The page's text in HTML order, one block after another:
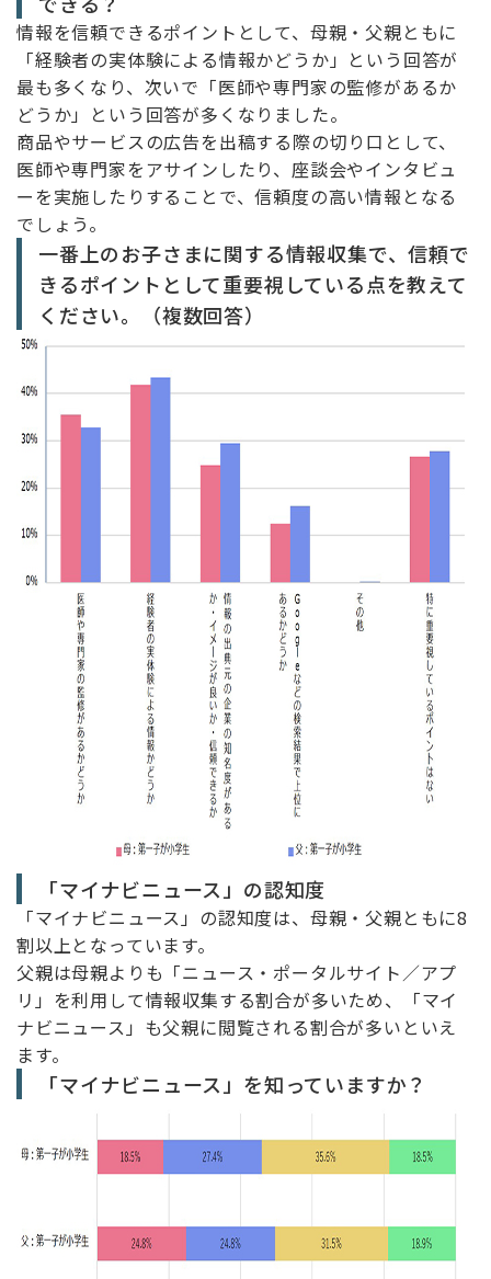
情報を信頼できるポイントとして、母親・父親ともに
「経験者の実体験による情報かどうか」という回答が
最も多くなり、次いで「医師や専門家の監修があるか
どうか」という回答が多くなりました。
商品やサービスの広告を出稿する際の切り口として、
医師や専門家をアサインしたり、座談会やインタビュ
ーを実施したりすることで、信頼度の高い情報となる
でしょう。
一番上のお子さまに関する情報収集で、信頼で
きるポイントとして重要視している点を教えて
ください。（複数回答）
「マイナビニュース」の認知度
「マイナビニュース」の認知度は、母親・父親ともに8
割以上となっています。
父親は母親よりも「ニュース・ポータルサイト／アプ
リ」を利用して情報収集する割合が多いため、「マイ
ナビニュース」も父親に閲覧される割合が多いといえ
ます。
「マイナビニュース」を知っていますか？